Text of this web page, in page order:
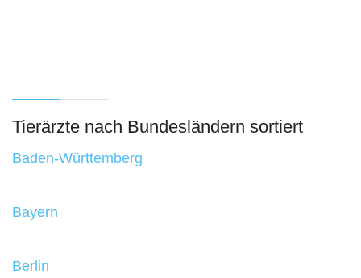
Tierärzte nach Bundesländern sortiert
Baden-Württemberg
Bayern
Berlin